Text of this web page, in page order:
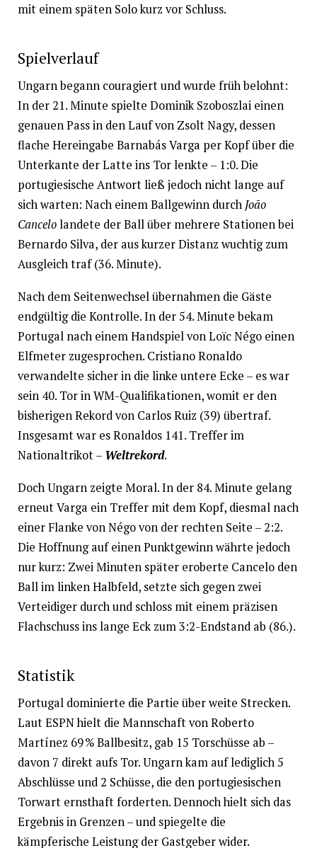
mit einem späten Solo kurz vor Schluss.
Spielverlauf
Ungarn begann couragiert und wurde früh belohnt:
In der 21. Minute spielte Dominik Szoboszlai einen
genauen Pass in den Lauf von Zsolt Nagy, dessen
flache Hereingabe Barnabás Varga per Kopf über die
Unterkante der Latte ins Tor lenkte – 1:0. Die
portugiesische Antwort ließ jedoch nicht lange auf
sich warten: Nach einem Ballgewinn durchJoão
Cancelolandete der Ball über mehrere Stationen bei
Bernardo Silva, der aus kurzer Distanz wuchtig zum
Ausgleich traf (36. Minute).
Nach dem Seitenwechsel übernahmen die Gäste
endgültig die Kontrolle. In der 54. Minute bekam
Portugal nach einem Handspiel von Loïc Négo einen
Elfmeter zugesprochen. Cristiano Ronaldo
verwandelte sicher in die linke untere Ecke – es war
sein 40. Tor in WM-Qualifikationen, womit er den
bisherigen Rekord von Carlos Ruiz (39) übertraf.
Insgesamt war es Ronaldos 141. Treffer im
Nationaltrikot – Weltrekord.
Doch Ungarn zeigte Moral. In der 84. Minute gelang
erneut Varga ein Treffer mit dem Kopf, diesmal nach
einer Flanke von Négo von der rechten Seite – 2:2.
Die Hoffnung auf einen Punktgewinn währte jedoch
nur kurz: Zwei Minuten später eroberte Cancelo den
Ball im linken Halbfeld, setzte sich gegen zwei
Verteidiger durch und schloss mit einem präzisen
Flachschuss ins lange Eck zum 3:2-Endstand ab (86.).
Statistik
Portugal dominierte die Partie über weite Strecken.
Laut ESPN hielt die Mannschaft von Roberto
Martínez 69 % Ballbesitz, gab 15 Torschüsse ab –
davon 7 direkt aufs Tor. Ungarn kam auf lediglich 5
Abschlüsse und 2 Schüsse, die den portugiesischen
Torwart ernsthaft forderten. Dennoch hielt sich das
Ergebnis in Grenzen – und spiegelte die
kämpferische Leistung der Gastgeber wider.